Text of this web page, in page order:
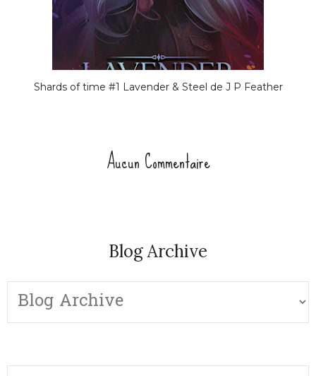
Shards of time #1 Lavender & Steel de J P Feather
Aucun Commentaire
Blog Archive